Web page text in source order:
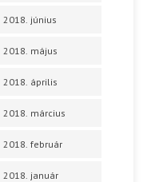
2018. június
2018. május
2018. április
2018. március
2018. február
2018. január